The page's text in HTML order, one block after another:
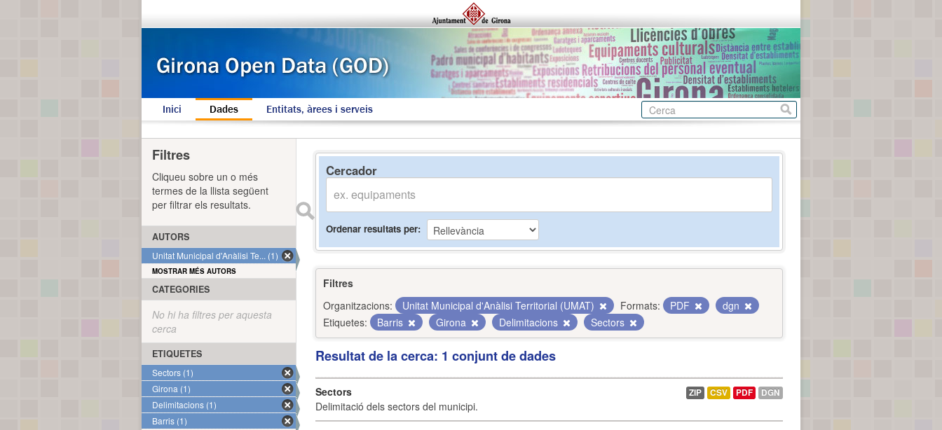
Inici Dades Entitats, àrees i serveis
Cercador
Ordenar resultats per
Filtres
Organitzacions:
Unitat Municipal d'Anàlisi Territorial (UMAT) Formats: PDF
dgn
Etiquetes:
Barris Girona Delimitacions Sectors
Resultat de la cerca: 1 conjunt de dades
Sectors
Delimitació dels sectors del municipi.
ZIP CSV PDF DGN
Filtres
Cliqueu sobre un o més
termes de la llista següent
per filtrar els resultats.
AUTORS
Unitat Municipal d'Anàlisi Te... (1)
MOSTRAR MÉS AUTORS
CATEGORIES
No hi ha filtres per aquesta
cerca
ETIQUETES
Sectors (1)
Girona (1)
Delimitacions (1)
Barris (1)